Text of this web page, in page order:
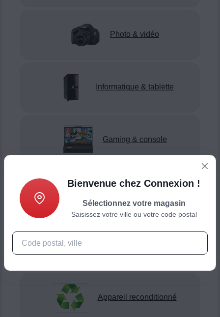
Photo & vidéo
Informatique & tablette
Gaming & console
Appareil reconditionné
Bienvenue chez Connexion !
Sélectionnez votre magasin
Saisissez votre ville ou votre code postal